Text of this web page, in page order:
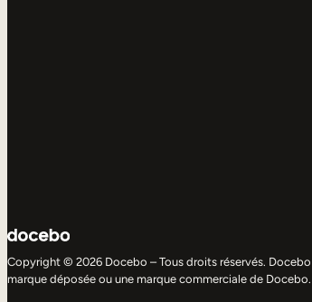
Copyright © 2026 Docebo – Tous droits réservés.
marque déposée ou une marque commerciale de Docebo.